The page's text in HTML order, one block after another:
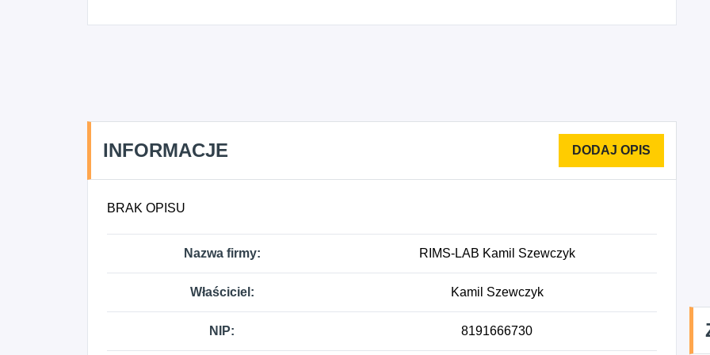
INFORMACJE
BRAK OPISU
Nazwa firmy: RIMS-LAB Kamil Szewczyk
Właściciel: Kamil Szewczyk
NIP: 8191666730